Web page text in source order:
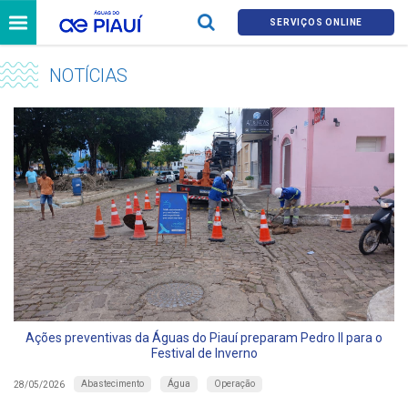
SERVIÇOS ONLINE
NOTÍCIAS
Ações preventivas da Águas do Piauí preparam Pedro II para o
Festival de Inverno
28/05/2026 Abastecimento Água Operação